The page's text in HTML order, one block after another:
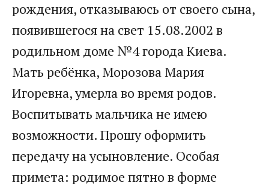
рождения, отказываюсь от своего сына,
появившегося на свет 15.08.2002 в
родильном доме №4 города Киева.
Мать ребёнка, Морозова Мария
Игоревна, умерла во время родов.
Воспитывать мальчика не имею
возможности. Прошу оформить
передачу на усыновление. Особая
примета: родимое пятно в форме